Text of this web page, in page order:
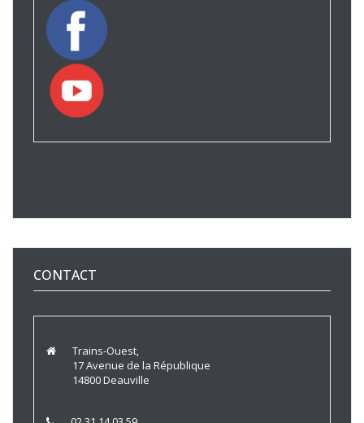
CONTACT
Trains-Ouest,
17 Avenue de la République
14800 Deauville